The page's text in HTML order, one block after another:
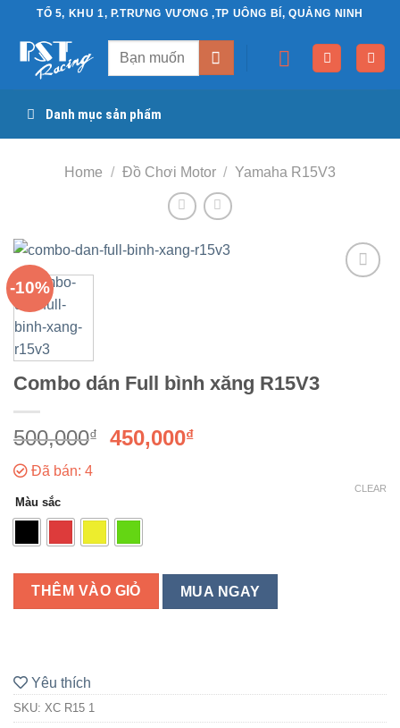
ChuyểnTỔ 5, KHU 1, P.TRƯNG VƯƠNG ,TP UÔNG BÍ, QUẢNG NINH
Search
Danh mục sản phẩm
Home / Đồ Chơi Motor / Yamaha R15V3
-10%
Combo dán Full bình xăng R15V3
500,000₫ 450,000₫
Đã bán: 4
Màu sắc
CLEAR
THÊM VÀO GIỎ MUA NGAY
Yêu thích
SKU: XC R15 1